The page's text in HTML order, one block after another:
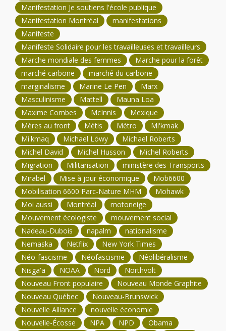
Manifestation Je soutiens l'école publique
Manifestation Montréal
manifestations
Manifeste
Manifeste Solidaire pour les travailleuses et travailleurs
Marche mondiale des femmes
Marche pour la forêt
marché carbone
marché du carbone
marginalisme
Marine Le Pen
Marx
Masculinisme
Mattell
Mauna Loa
Maxime Combes
McInnis
Mexique
Mères au front
Métis Métro
Mi'kmak
Mi'kmaq
Michael Löwy
Michael Roberts
Michel David
Michel Husson
Michel Roberts
Migration
Militarisation
ministère des Transports
Mirabel
Mise à jour économique
Mob6600
Mobilisation 6600 Parc-Nature MHM
Mohawk
Moi aussi
Montréal
motoneige
Mouvement écologiste
mouvement social
Nadeau-Dubois
napalm
nationalisme
Nemaska
Netflix
New York Times
Néo-fascisme
Néofascisme
Néolibéralisme
Nisga'a
NOAA Nord
Northvolt
Nouveau Front populaire
Nouveau Monde Graphite
Nouveau Québec
Nouveau-Brunswick
Nouvelle Alliance
nouvelle économie
Nouvelle-Écosse
NPA NPD
Obama